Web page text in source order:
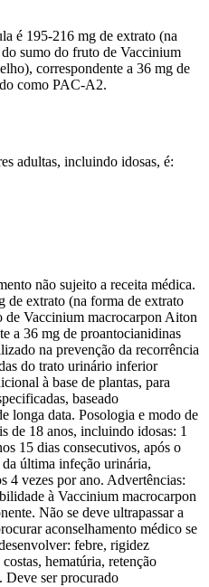
é 195-216 mg de extrato (na
sumo do fruto de Vaccinium
correspondente a 36 mg de
como PAC-A2.
adultas, incluindo idosas, é:
não sujeito a receita médica.
de extrato (na forma de extrato
de Vaccinium macrocarpon Aiton
a 36 mg de proantocianidinas
na prevenção da recorrência
do trato urinário inferior
à base de plantas, para
baseado
longa data. Posologia e modo de
de 18 anos, incluindo idosas: 1
15 dias consecutivos, após o
última infeção urinária,
4 vezes por ano. Advertências:
à Vaccinium macrocarpon
Não se deve ultrapassar a
aconselhamento médico se
febre, rigidez
hematúria, retenção
ser procurado